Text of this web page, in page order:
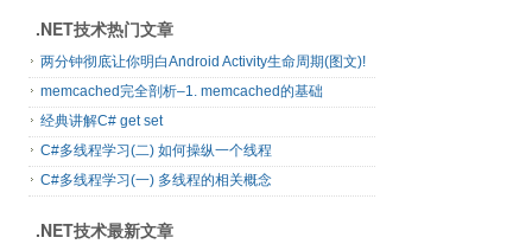
.NET技术热门文章
两分钟彻底让你明白Android Activity生命周期(图文)!
memcached完全剖析–1. memcached的基础
经典讲解C# get set
C#多线程学习(二) 如何操纵一个线程
C#多线程学习(一) 多线程的相关概念
.NET技术最新文章